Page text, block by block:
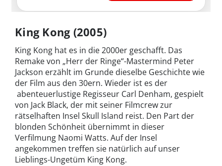
King Kong (2005)
King Kong hat es in die 2000er geschafft. Das
Remake von „Herr der Ringe“-Mastermind Peter
Jackson erzählt im Grunde dieselbe Geschichte wie
der Film aus den 30ern. Wieder ist es der
abenteuerlustige Regisseur Carl Denham, gespielt
von Jack Black, der mit seiner Filmcrew zur
rätselhaften Insel Skull Island reist. Den Part der
blonden Schönheit übernimmt in dieser
Verfilmung Naomi Watts. Auf der Insel
angekommen treffen sie natürlich auf unser
Lieblings-Ungetüm King Kong.